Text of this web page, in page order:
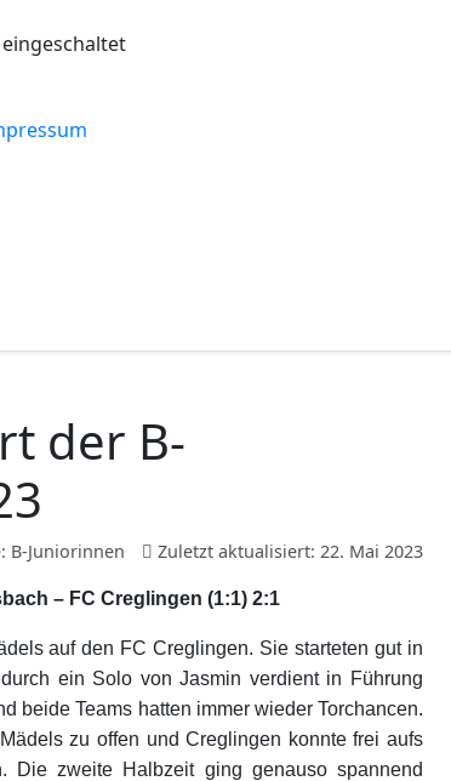
der B-
B-Juniorinnen Zuletzt aktualisiert: 22. Mai 2023
– FC Creglingen (1:1) 2:1
auf den FC Creglingen. Sie starteten gut in
ein Solo von Jasmin verdient in Führung
beide Teams hatten immer wieder Torchancen.
zu offen und Creglingen konnte frei aufs
Die zweite Halbzeit ging genauso spannend